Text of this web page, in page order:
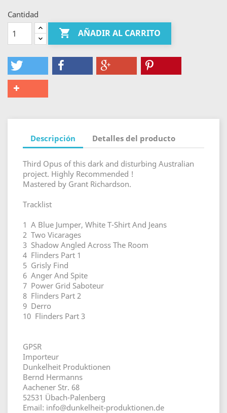
Cantidad
 AÑADIR AL CARRITO
Descripción Detalles del producto
Third Opus of this dark and disturbing Australian
project. Highly Recommended !
Mastered by Grant Richardson.
Tracklist
1 A Blue Jumper, White T-Shirt And Jeans
2 Two Vicarages
3 Shadow Angled Across The Room
4 Flinders Part 1
5 Grisly Find
6 Anger And Spite
7 Power Grid Saboteur
8 Flinders Part 2
9 Derro
10 Flinders Part 3
GPSR
Importeur
Dunkelheit Produktionen
Bernd Hermanns
Aachener Str. 68
52531 Übach-Palenberg
Email: info@dunkelheit-produktionen.de